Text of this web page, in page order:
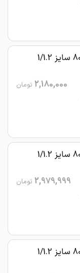
2,180,000 تومان
2,979,999 تومان